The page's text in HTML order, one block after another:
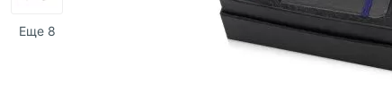
Еще 8